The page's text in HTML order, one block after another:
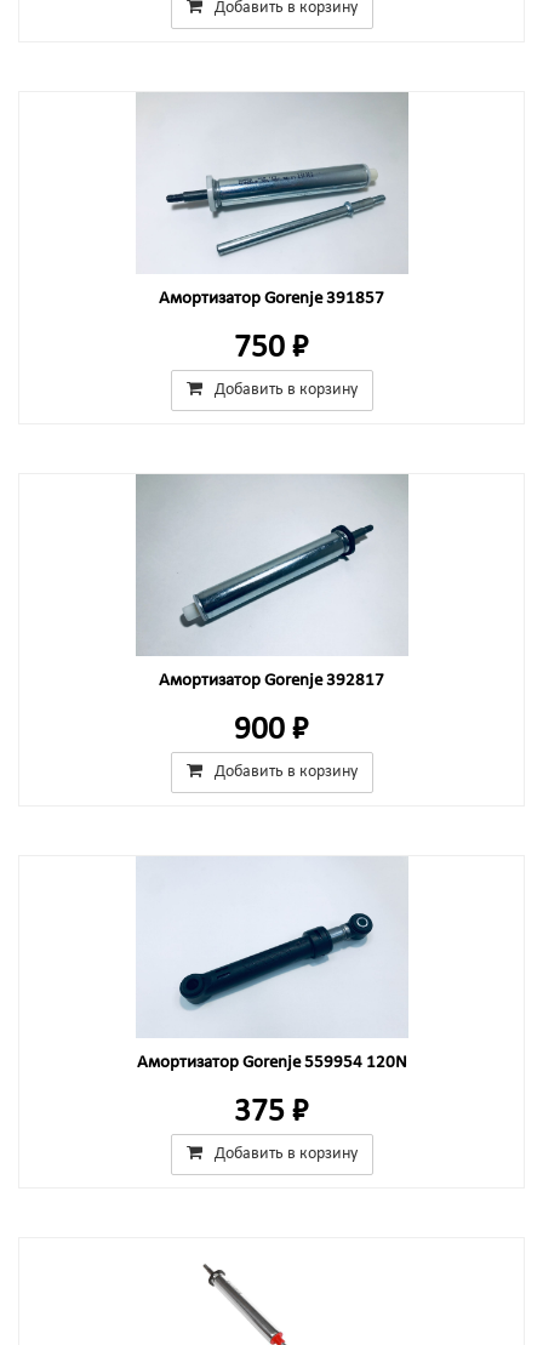
Добавить в корзину
Амортизатор Gorenje 391857
750 ₽
Добавить в корзину
Амортизатор Gorenje 392817
900 ₽
Добавить в корзину
Амортизатор Gorenje 559954 120N
375 ₽
Добавить в корзину